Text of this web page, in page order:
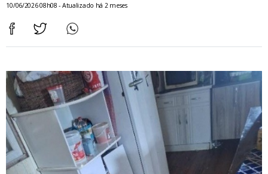
10/06/2026 08h08 - Atualizado há 2 meses